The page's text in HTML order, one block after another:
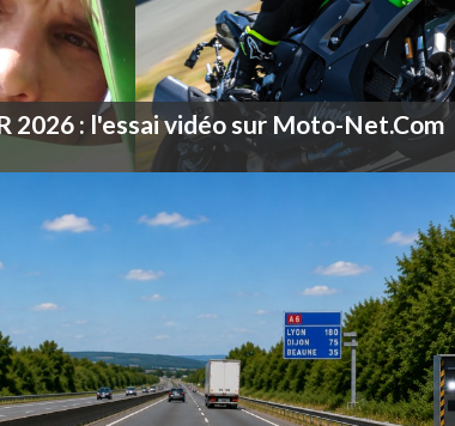
2026 : l'essaividéo sur Moto-Net.Com